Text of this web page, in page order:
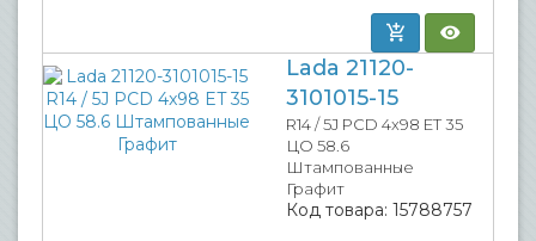
Lada 21120-
3101015-15
R14 / 5J PCD 4x98 ET 35
ЦО 58.6
Штампованные
Графит
Код товара: 15788757